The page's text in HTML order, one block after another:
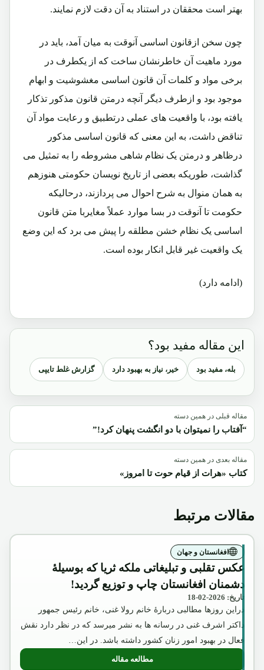
بهتر است محققان در استناد به آن دقت لازم نمایند.
چون سخن ازقانون اساسی آنوقت به میان آمد، باید در
مورد ماهیت آن خاطرنشان ساخت که از یکطرف در
برخی مواد و کلمات آن قانون اساسی مغشوشیت و ابهام
موجود بود و ازطرف دیگر آنچه درمتن قانون مذکور تذکار
یافته بود، با واقعیت های عملی درتطبیق و رعایت مواد آن
تناقض داشت، به این معنی که قانون اساسی مذکور
درظاهر و درمتن یک نظام شاهی مشروطه را به تمثیل می
گذاشت، طوریکه بعضی از تاریخ نویسان حکومتی هنوزهم
به همان منوال به شرح احوال می پردازند، درحالیکه
حکومت تا آنوقت در بسا موارد عملاً مغایربا متن قانون
اساسی یک نظام خشن مطلقه را پیش می برد که این وضع
یک واقعیت غیر قابل انکار بوده است.
(ادامه دارد)
این مقاله مفید بود؟
بله، مفید بود خیر، نیاز به بهبود دارد گزارش غلط تایپی
مقاله قبلی در همین دسته
“آفتاب را نمیتوان با دو انگشت پنهان کرد!”
مقاله بعدی در همین دسته
کتاب «هرات از قیام حوت تا امروز»
مقالات مرتبط
افغانستان و جهان
عکس تقلبی و تبلیغاتی ملکه ثریا که بوسیلۀ
دشمنان افغانستان چاپ و توزیع گردید!
تاریخ: 2026-02-18
دراین روزها مطالبی دربارۀ خانم رولا غنی، خانم رئیس جمهور
داکتر اشرف غنی در رسانه ها به نشر میرسد که در نظر دارد نقش
فعال در بهبود امور زنان کشور داشته باشد. در این…
مطالعه مقاله: عکس تقلبی و تبلیغاتی ملکه ثریا که